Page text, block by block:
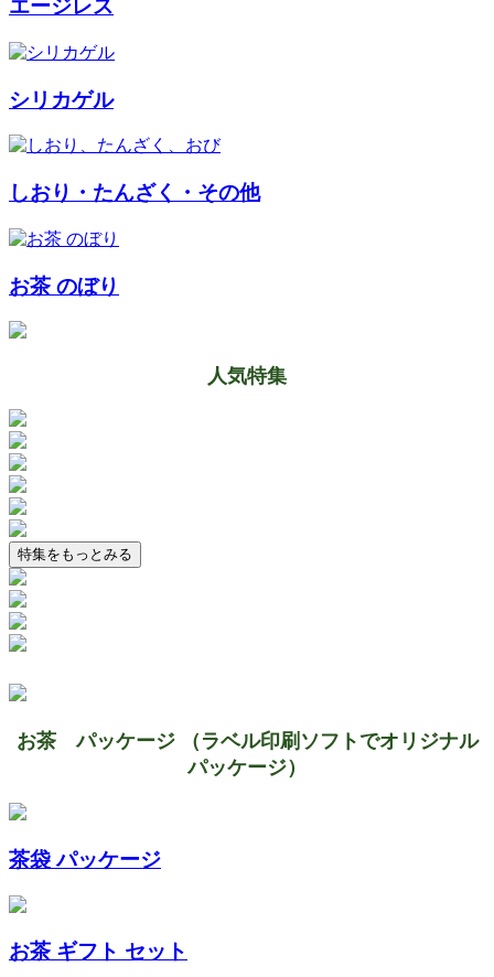
エージレス
シリカゲル
しおり・たんざく・その他
お茶 のぼり
人気特集
特集をもっとみる
お茶 パッケージ （ラベル印刷ソフトでオリジナル
パッケージ）
茶袋 パッケージ
お茶 ギフト セット